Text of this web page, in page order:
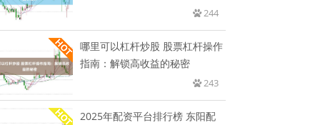
244
哪里可以杠杆炒股 股票杠杆操作
指南：解锁高收益的秘密
243
2025年配资平台排行榜 东阳配